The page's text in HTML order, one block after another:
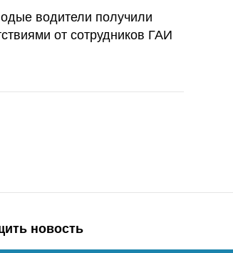
водители получили
от сотрудников ГАИ
новость